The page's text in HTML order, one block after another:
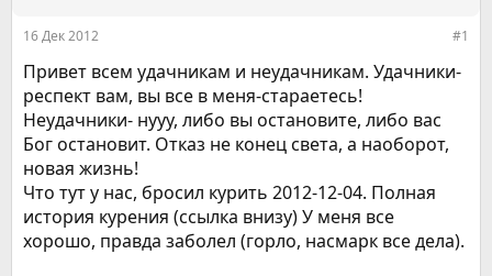
м
ы
а
а
16 Дек 2012 #1
Привет всем удачникам и неудачникам. Удачники-
респект вам, вы все в меня-стараетесь!
Неудачники- нууу, либо вы остановите, либо вас
Бог остановит. Отказ не конец света, а наоборот,
новая жизнь!
Что тут у нас, бросил курить 2012-12-04. Полная
история курения (ссылка внизу) У меня все
хорошо, правда заболел (горло, насмарк все дела).